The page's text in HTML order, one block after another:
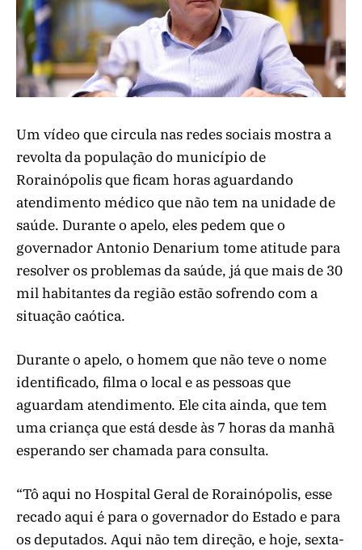
Um vídeo que circula nas redes sociais mostra a
revolta da população do município de
Rorainópolis que ficam horas aguardando
atendimento médico que não tem na unidade de
saúde. Durante o apelo, eles pedem que o
governador Antonio Denarium tome atitude para
resolver os problemas da saúde, já que mais de 30
mil habitantes da região estão sofrendo com a
situação caótica.
Durante o apelo, o homem que não teve o nome
identificado, filma o local e as pessoas que
aguardam atendimento. Ele cita ainda, que tem
uma criança que está desde às 7 horas da manhã
esperando ser chamada para consulta.
“Tô aqui no Hospital Geral de Rorainópolis, esse
recado aqui é para o governador do Estado e para
os deputados. Aqui não tem direção, e hoje, sexta-